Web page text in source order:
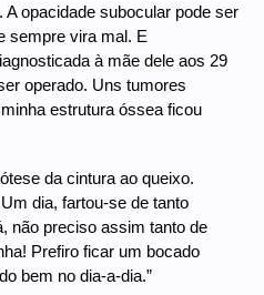
opacidade subocular pode ser
sempre vira mal. E
à mãe dele aos 29
operado. Uns tumores
estrutura óssea ficou
da cintura ao queixo.
dia, fartou-se de tanto
não preciso assim tanto de
Prefiro ficar um bocado
bem no dia-a-dia.”